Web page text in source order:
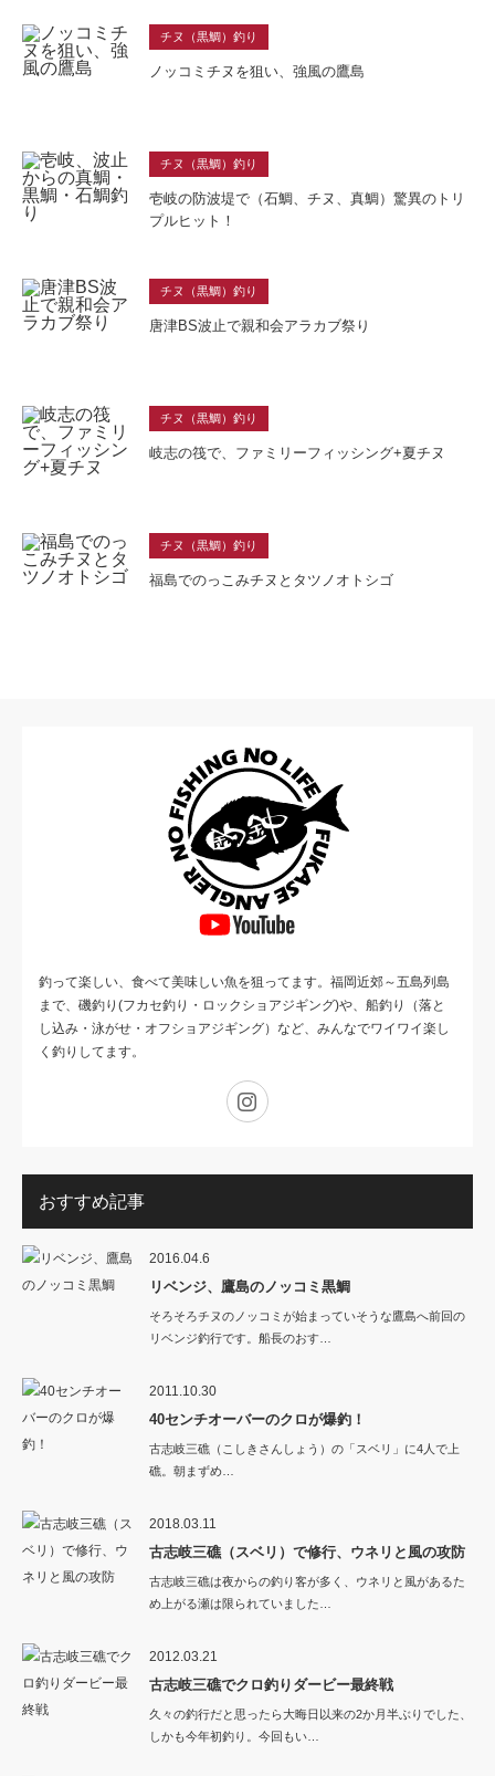
チヌ（黒鯛）釣り
ノッコミチヌを狙い、強風の鷹島
チヌ（黒鯛）釣り
壱岐の防波堤で（石鯛、チヌ、真鯛）驚異のトリ
プルヒット！
チヌ（黒鯛）釣り
唐津BS波止で親和会アラカブ祭り
チヌ（黒鯛）釣り
岐志の筏で、ファミリーフィッシング+夏チヌ
チヌ（黒鯛）釣り
福島でのっこみチヌとタツノオトシゴ
釣って楽しい、食べて美味しい魚を狙ってます。福岡近郊～五島列島
まで、磯釣り(フカセ釣り・ロックショアジギング)や、船釣り（落と
し込み・泳がせ・オフショアジギング）など、みんなでワイワイ楽し
く釣りしてます。
おすすめ記事
2016.04.6
リベンジ、鷹島のノッコミ黒鯛
そろそろチヌのノッコミが始まっていそうな鷹島へ前回の
リベンジ釣行です。船長のおす…
2011.10.30
40センチオーバーのクロが爆釣！
古志岐三礁（こしきさんしょう）の「スベリ」に4人で上
礁。朝まずめ…
2018.03.11
古志岐三礁（スベリ）で修行、ウネリと風の攻防
古志岐三礁は夜からの釣り客が多く、ウネリと風があるた
め上がる瀬は限られていました…
2012.03.21
古志岐三礁でクロ釣りダービー最終戦
久々の釣行だと思ったら大晦日以来の2か月半ぶりでした、
しかも今年初釣り。今回もい…